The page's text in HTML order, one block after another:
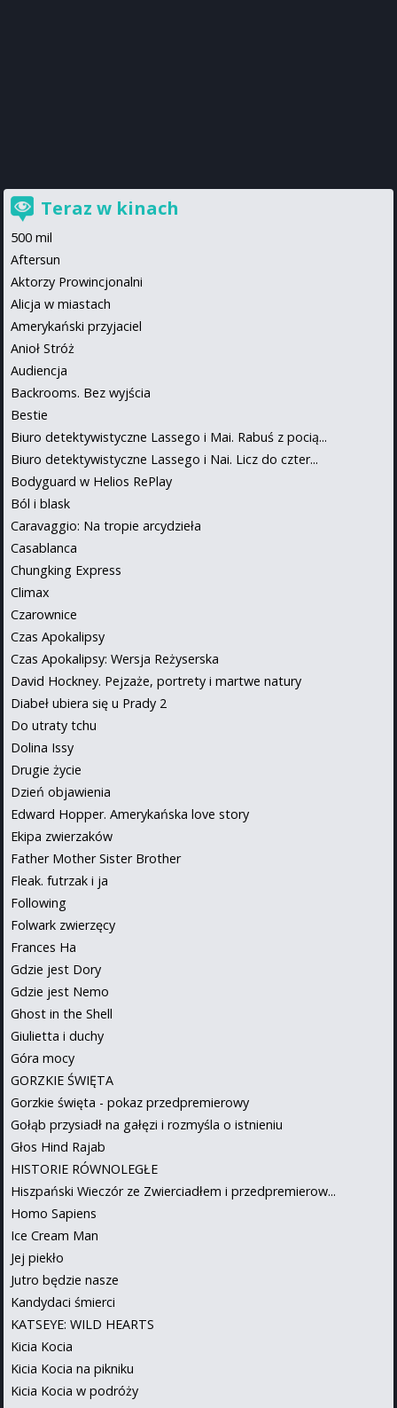
Teraz w kinach
500 mil
Aftersun
Aktorzy Prowincjonalni
Alicja w miastach
Amerykański przyjaciel
Anioł Stróż
Audiencja
Backrooms. Bez wyjścia
Bestie
Biuro detektywistyczne Lassego i Mai. Rabuś z pocią...
Biuro detektywistyczne Lassego i Nai. Licz do czter...
Bodyguard w Helios RePlay
Ból i blask
Caravaggio: Na tropie arcydzieła
Casablanca
Chungking Express
Climax
Czarownice
Czas Apokalipsy
Czas Apokalipsy: Wersja Reżyserska
David Hockney. Pejzaże, portrety i martwe natury
Diabeł ubiera się u Prady 2
Do utraty tchu
Dolina Issy
Drugie życie
Dzień objawienia
Edward Hopper. Amerykańska love story
Ekipa zwierzaków
Father Mother Sister Brother
Fleak. futrzak i ja
Following
Folwark zwierzęcy
Frances Ha
Gdzie jest Dory
Gdzie jest Nemo
Ghost in the Shell
Giulietta i duchy
Góra mocy
GORZKIE ŚWIĘTA
Gorzkie święta - pokaz przedpremierowy
Gołąb przysiadł na gałęzi i rozmyśla o istnieniu
Głos Hind Rajab
HISTORIE RÓWNOLEGŁE
Hiszpański Wieczór ze Zwierciadłem i przedpremierow...
Homo Sapiens
Ice Cream Man
Jej piekło
Jutro będzie nasze
Kandydaci śmierci
KATSEYE: WILD HEARTS
Kicia Kocia
Kicia Kocia na pikniku
Kicia Kocia w podróży